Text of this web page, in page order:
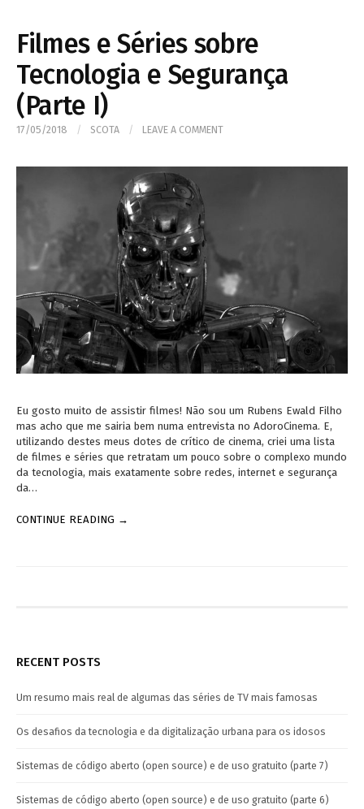
Filmes e Séries sobre
Tecnologia e Segurança
(Parte I)
17/05/2018 / SCOTA / LEAVE A COMMENT
Eu gosto muito de assistir filmes! Não sou um Rubens Ewald Filho
mas acho que me sairia bem numa entrevista no AdoroCinema. E,
utilizando destes meus dotes de crítico de cinema, criei uma lista
de filmes e séries que retratam um pouco sobre o complexo mundo
da tecnologia, mais exatamente sobre redes, internet e segurança
da…
CONTINUE READING →
RECENT POSTS
Um resumo mais real de algumas das séries de TV mais famosas
Os desafios da tecnologia e da digitalização urbana para os idosos
Sistemas de código aberto (open source) e de uso gratuito (parte 7)
Sistemas de código aberto (open source) e de uso gratuito (parte 6)